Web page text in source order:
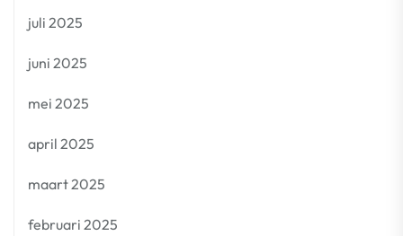
juli 2025
juni 2025
mei 2025
april 2025
maart 2025
februari 2025